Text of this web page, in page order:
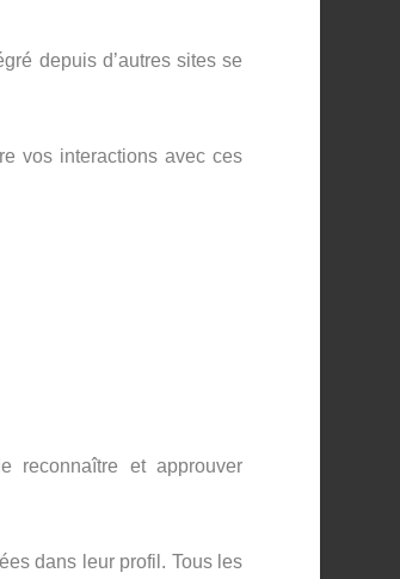
depuis d’autres sites se
vos interactions avec ces
reconnaître et approuver
dans leur profil. Tous les